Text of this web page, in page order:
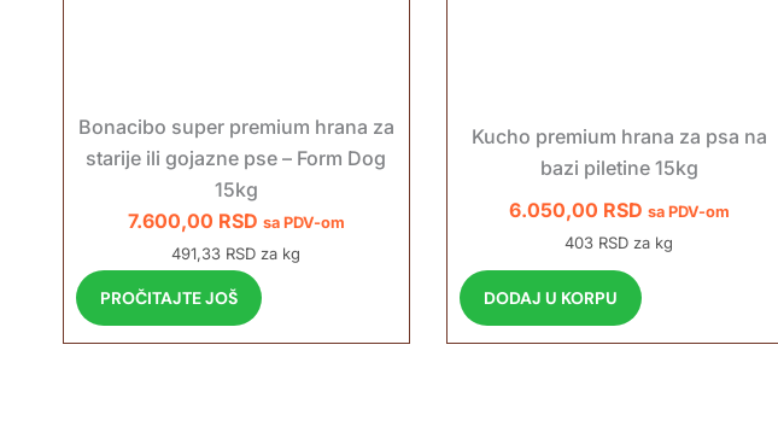
Bonacibo super premium hrana za
starije ili gojazne pse – Form Dog
15kg
7.600,00 RSD sa PDV-om
491,33 RSD za kg
PROČITAJTE JOŠ
Kucho premium hrana za psa na
bazi piletine 15kg
6.050,00 RSD sa PDV-om
403 RSD za kg
DODAJ U KORPU